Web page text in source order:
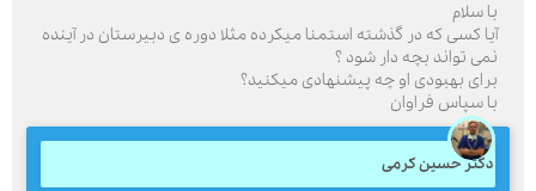
با سلام
آیا کسی که در گذشته استمنا میکرده مثلا دوره ی دبیرستان در آینده
نمی تواند بچه دار شود ؟
برای بهبودی او چه پیشنهادی میکنید؟
با سپاس فراوان
دکتر حسین کرمی